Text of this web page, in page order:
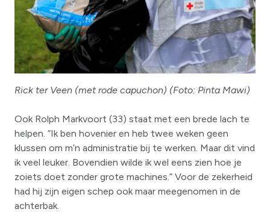
Rick ter Veen (met rode capuchon) (Foto: Pinta Mawi)
Ook Rolph Markvoort (33) staat met een brede lach te
helpen. “Ik ben hovenier en heb twee weken geen
klussen om m’n administratie bij te werken. Maar dit vind
ik veel leuker. Bovendien wilde ik wel eens zien hoe je
zoiets doet zonder grote machines.” Voor de zekerheid
had hij zijn eigen schep ook maar meegenomen in de
achterbak.